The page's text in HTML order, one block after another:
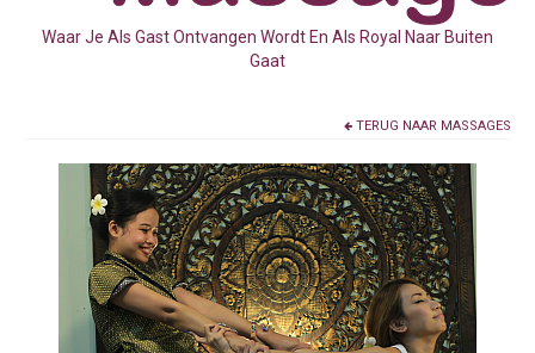
Waar Je Als Gast Ontvangen Wordt En Als Royal Naar Buiten
Gaat
TERUG NAAR MASSAGES